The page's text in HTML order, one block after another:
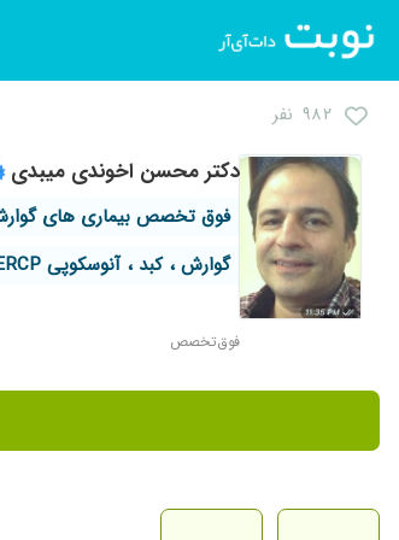
۹۸۲ نفر
دکتر محسن اخوندی میبدی
فوق تخصص بیماری های
گوارش ، کبد ، آنوسکوپی ERCP
فوق‌تخصص